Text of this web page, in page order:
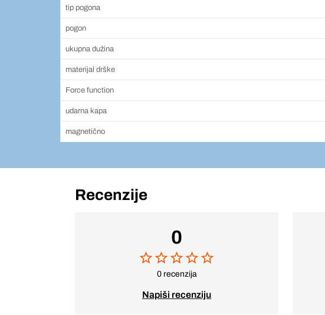
tip pogona
pogon
ukupna dužina
materijal drške
Force function
udarna kapa
magnetično
Recenzije
0
0 recenzija
Napiši recenziju